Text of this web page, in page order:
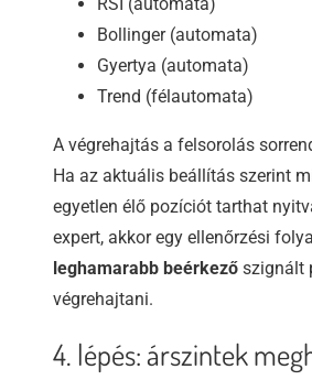
Bollinger (automata)
Gyertya (automata)
Trend (félautomata)
A végrehajtás a felsorolás
Ha az aktuális beállítás szerint
egyetlen élő pozíciót tarthat
expert, akkor egy ellenőrzési
leghamarabb beérkező szignált
végrehajtani.
4. lépés: árszintek